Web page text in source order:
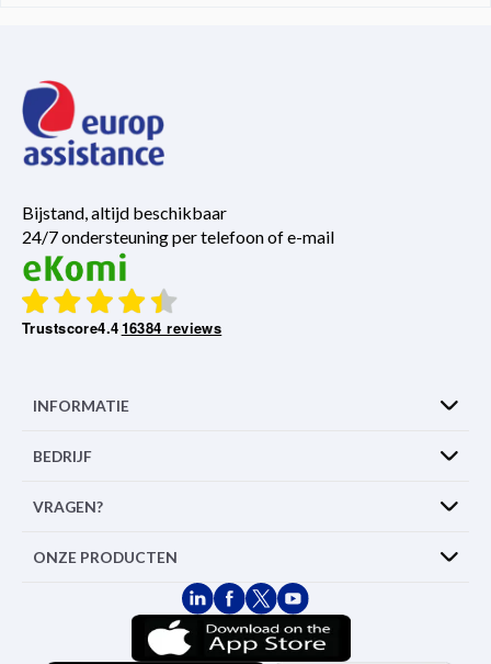
Bijstand, altijd beschikbaar
24/7 ondersteuning per telefoon of e-mail
Trustscore4.416384 reviews
INFORMATIE
BEDRIJF
VRAGEN?
ONZE PRODUCTEN